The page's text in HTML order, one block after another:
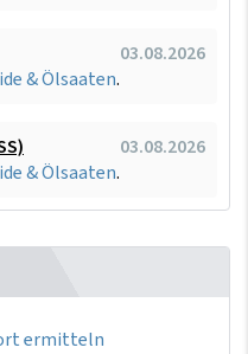
03.08.2026
& Ölsaaten.
03.08.2026
& Ölsaaten.
ermitteln